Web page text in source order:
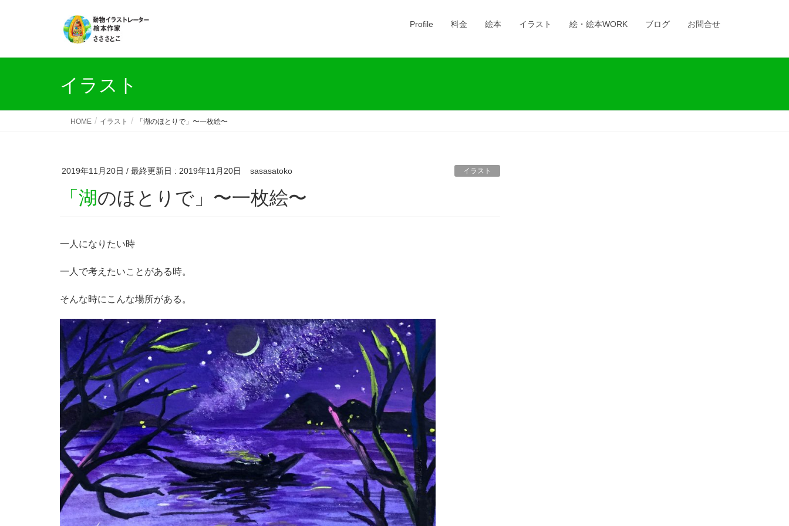
Profile 料金 絵本 イラスト 絵・絵本WORK ブログ お問合せ
イラスト
HOME イラスト 「湖のほとりで」〜一枚絵〜
2019年11月20日 / 最終更新日 : 2019年11月20日 sasasatoko イラスト
「湖のほとりで」〜一枚絵〜
一人になりたい時
一人で考えたいことがある時。
そんな時にこんな場所がある。